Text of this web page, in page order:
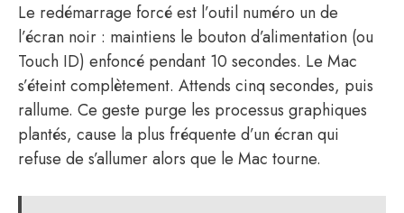
Le redémarrage forcé est l’outil numéro un de
l’écran noir : maintiens le bouton d’alimentation (ou
Touch ID) enfoncé pendant 10 secondes. Le Mac
s’éteint complètement. Attends cinq secondes, puis
rallume. Ce geste purge les processus graphiques
plantés, cause la plus fréquente d’un écran qui
refuse de s’allumer alors que le Mac tourne.